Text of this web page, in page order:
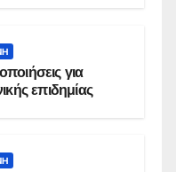
για
επιδημίας